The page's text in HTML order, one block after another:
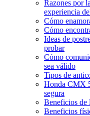
Razones por
experiencia
Cómo
Cómo
Ideas de
probar
Cómo
sea válido
Tipos de
Honda CMX
segura
Beneficios de
Beneficios